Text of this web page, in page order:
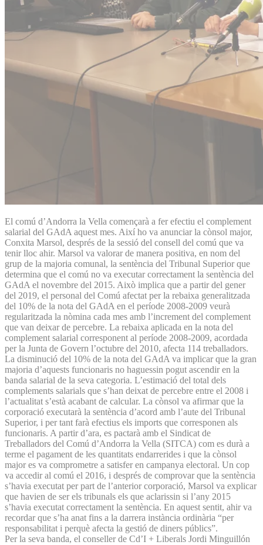
El comú d’Andorra la Vella començarà a fer efectiu el complement
salarial del GAdA aquest mes. Així ho va anunciar la cònsol major,
Conxita Marsol, després de la sessió del consell del comú que va
tenir lloc ahir. Marsol va valorar de manera positiva, en nom del
grup de la majoria comunal, la sentència del Tribunal Superior que
determina que el comú no va executar correctament la sentència del
GAdA el novembre del 2015. Això implica que a partir del gener
del 2019, el personal del Comú afectat per la rebaixa generalitzada
del 10% de la nota del GAdA en el període 2008-2009 veurà
regularitzada la nòmina cada mes amb l’increment del complement
que van deixar de percebre. La rebaixa aplicada en la nota del
complement salarial corresponent al període 2008-2009, acordada
per la Junta de Govern l’octubre del 2010, afecta 114 treballadors.
La disminució del 10% de la nota del GAdA va implicar que la gran
majoria d’aquests funcionaris no haguessin pogut ascendir en la
banda salarial de la seva categoria. L’estimació del total dels
complements salarials que s’han deixat de percebre entre el 2008 i
l’actualitat s’està acabant de calcular. La cònsol va afirmar que la
corporació executarà la sentència d’acord amb l’aute del Tribunal
Superior, i per tant farà efectius els imports que corresponen als
funcionaris. A partir d’ara, es pactarà amb el Sindicat de
Treballadors del Comú d’Andorra la Vella (SITCA) com es durà a
terme el pagament de les quantitats endarrerides i que la cònsol
major es va comprometre a satisfer en campanya electoral. Un cop
va accedir al comú el 2016, i després de comprovar que la sentència
s’havia executat per part de l’anterior corporació, Marsol va explicar
que havien de ser els tribunals els que aclarissin si l’any 2015
s’havia executat correctament la sentència. En aquest sentit, ahir va
recordar que s’ha anat fins a la darrera instància ordinària “per
responsabilitat i perquè afecta la gestió de diners públics”.
Per la seva banda, el conseller de Cd’I + Liberals Jordi Minguillón